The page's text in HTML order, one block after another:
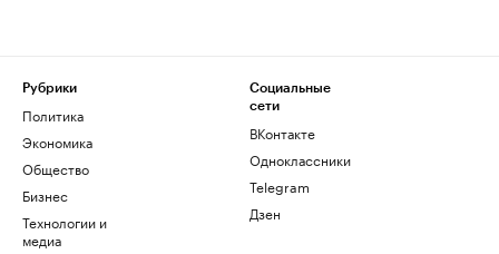
Рубрики
Политика
Экономика
Общество
Бизнес
Технологии и
медиа
Социальные
сети
ВКонтакте
Одноклассники
Telegram
Дзен